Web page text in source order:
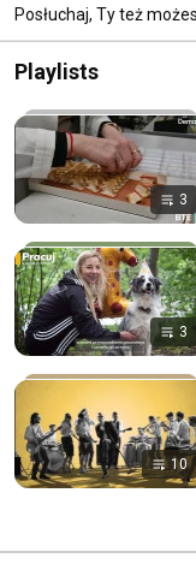
Posłuchaj, Ty też
Playlists
3
3
10